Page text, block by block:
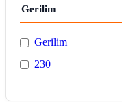
Gerilim
Gerilim
230